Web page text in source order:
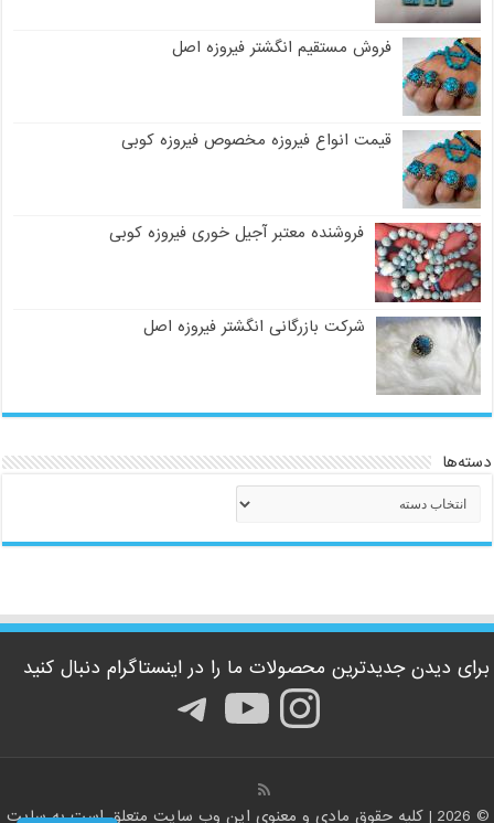
فروش مستقیم انگشتر فیروزه اصل
قیمت انواع فیروزه مخصوص فیروزه کوبی
فروشنده معتبر آجیل خوری فیروزه کوبی
شرکت بازرگانی انگشتر فیروزه اصل
دسته‌ها
دسته‌ها
برای دیدن جدیدترین محصولات ما را در اینستاگرام دنبال کنید
اینستاگرم
یوتیوب
تلگرام
© 2026 | کلیه حقوق مادی و معنوی این وب سایت متعلق است به سایت